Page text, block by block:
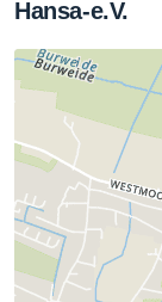
Hansa-e.V.